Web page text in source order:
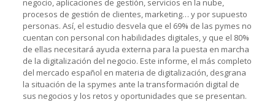
negocio, aplicaciones de gestión, servicios en la nube,
procesos de gestión de clientes, marketing… y por supuesto
personas. Así, el estudio desvela que el 69% de las pymes no
cuentan con personal con habilidades digitales, y que el 80%
de ellas necesitará ayuda externa para la puesta en marcha
de la digitalización del negocio. Este informe, el más completo
del mercado español en materia de digitalización, desgrana
la situación de la spymes ante la transformación digital de
sus negocios y los retos y oportunidades que se presentan.